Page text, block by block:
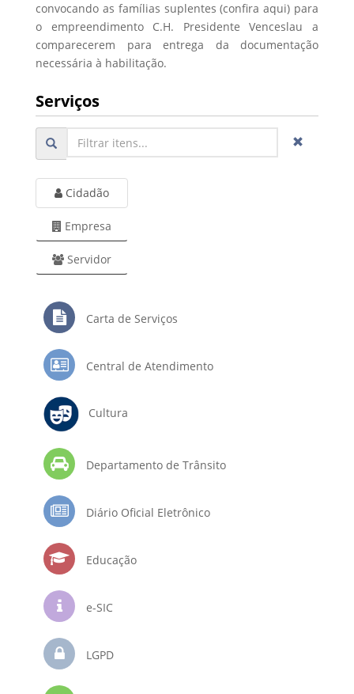
convocando as famílias suplentes (confira aqui) para
o empreendimento C.H. Presidente Venceslau a
comparecerem para entrega da documentação
necessária à habilitação.
Serviços
Cidadão
Empresa
Servidor
Carta de Serviços
Central de Atendimento
Cultura
Departamento de Trânsito
Diário Oficial Eletrônico
Educação
e-SIC
LGPD